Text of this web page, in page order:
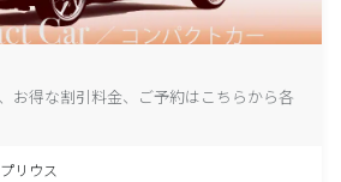
お得な割引料金、ご予約はこちらから各
プリウス